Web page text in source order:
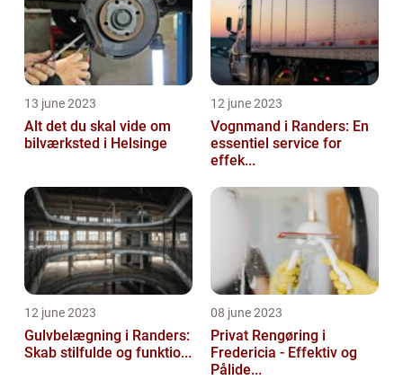
13 june 2023
Alt det du skal vide om
bilværksted i Helsinge
12 june 2023
Vognmand i Randers: En
essentiel service for
effek...
12 june 2023
Gulvbelægning i Randers:
Skab stilfulde og funktio...
08 june 2023
Privat Rengøring i
Fredericia - Effektiv og
Pålide...